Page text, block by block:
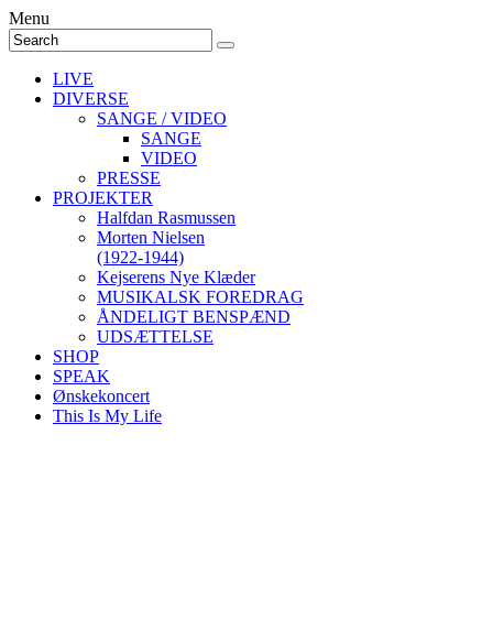
Menu
LIVE
DIVERSE
SANGE / VIDEO
SANGE
VIDEO
PRESSE
PROJEKTER
Halfdan Rasmussen
Morten Nielsen
(1922-1944)
Kejserens Nye Klæder
MUSIKALSK FOREDRAG
ÅNDELIGT BENSPÆND
UDSÆTTELSE
SHOP
SPEAK
Ønskekoncert
This Is My Life